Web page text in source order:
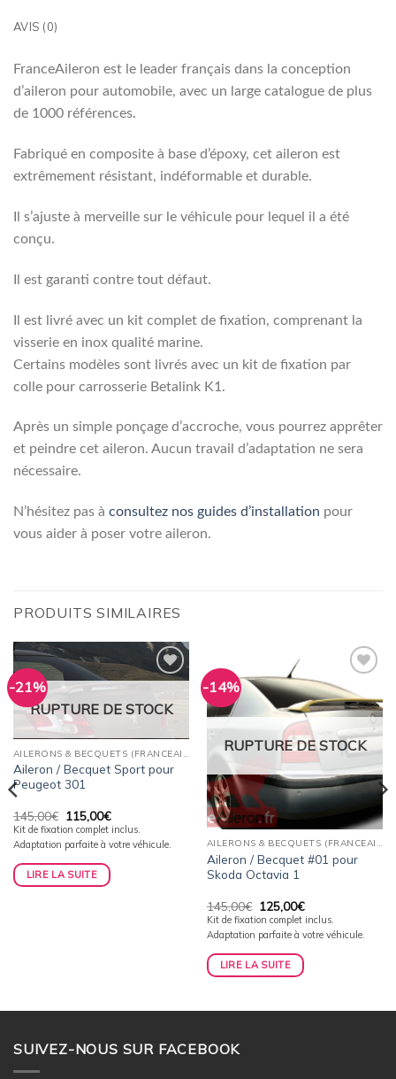
AVIS (0)
FranceAileron est le leader français dans la conception
d’aileron pour automobile, avec un large catalogue de plus
de 1000 références.
Fabriqué en composite à base d’époxy, cet aileron est
extrêmement résistant, indéformable et durable.
Il s’ajuste à merveille sur le véhicule pour lequel il a été
conçu.
Il est garanti contre tout défaut.
Il est livré avec un kit complet de fixation, comprenant la
visserie en inox qualité marine.
Certains modèles sont livrés avec un kit de fixation par
colle pour carrosserie Betalink K1.
Après un simple ponçage d’accroche, vous pourrez apprêter
et peindre cet aileron. Aucun travail d’adaptation ne sera
nécessaire.
N’hésitez pas à consultez nos guides d’installation pour
vous aider à poser votre aileron.
PRODUITS SIMILAIRES
-21%
wishlist
RUPTURE DE STOCK
Aileron / Becquet Sport pour
Peugeot 301
145,00€ Le
prix
initial
était :
145,00€.
115,00€Le
prix
actuel
est :
Kit de fixation complet inclus.
Adaptation parfaite à votre véhicule.
LIRE LA SUITE
-14%
Ajouter
à la
wishlist
RUPTURE DE STOCK
AILERONS & BECQUETS (FRANCEAILERON)
Aileron / Becquet #01 pour
Skoda Octavia 1
145,00€ Le
prix
initial
était :
145,00€.
125,00€Le
prix
actuel
est :
Kit de fixation complet inclus.
Adaptation parfaite à votre véhicule.
LIRE LA SUITE
SUIVEZ-NOUS SUR FACEBOOK